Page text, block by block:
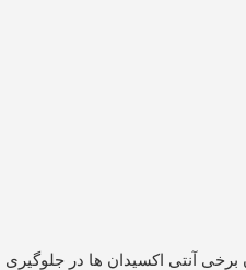
آنتی اکسیدان ها در